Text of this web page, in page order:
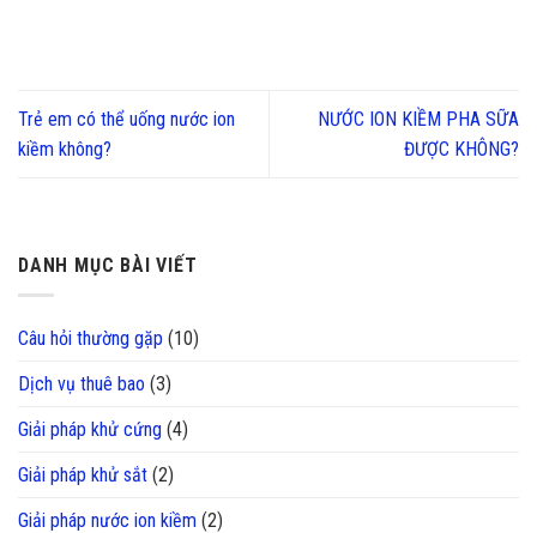
Trẻ em có thể uống nước ion
kiềm không?
NƯỚC ION KIỀM PHA SỮA
ĐƯỢC KHÔNG?
DANH MỤC BÀI VIẾT
Câu hỏi thường gặp (10)
Dịch vụ thuê bao (3)
Giải pháp khử cứng (4)
Giải pháp khử sắt (2)
Giải pháp nước ion kiềm (2)